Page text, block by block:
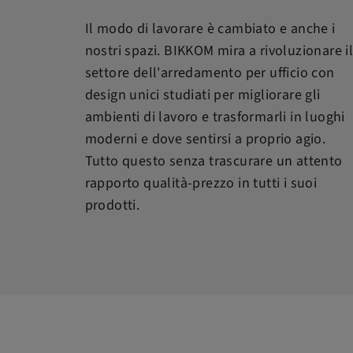
Il modo di lavorare è cambiato e anche i
nostri spazi. BIKKOM mira a rivoluzionare il
settore dell'arredamento per ufficio con
design unici studiati per migliorare gli
ambienti di lavoro e trasformarli in luoghi
moderni e dove sentirsi a proprio agio.
Tutto questo senza trascurare un attento
rapporto qualità-prezzo in tutti i suoi
prodotti.